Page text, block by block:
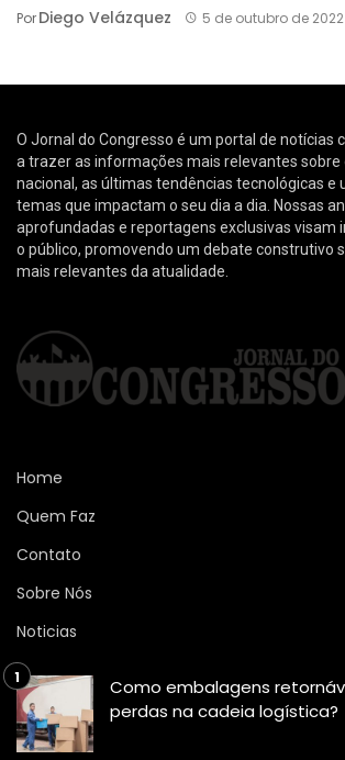
PorDiego Velázquez 5 de outubro de 2022
O Jornal do Congresso é um portal de notícias
a trazer as informações mais relevantes sobre
nacional, as últimas tendências tecnológicas e
temas que impactam o seu dia a dia. Nossas
aprofundadas e reportagens exclusivas visam
o público, promovendo um debate construtivo
mais relevantes da atualidade.
Home
Quem Faz
Contato
Sobre Nós
Noticias
Como embalagens
perdas na cadeia logística?